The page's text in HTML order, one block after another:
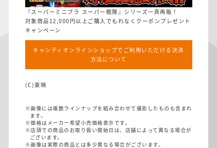
『スーパーミニプラ スーパー戦隊』シリーズ一斉再販！
対象商品12,000円以上ご購入でもれなくクーポンプレゼント
キャンペーン
キャンディオンラインショップでご利用いただける決済
方法について
(C)東映
※画像には複数ラインナップを組み合わせて撮影したものも含まれ
ます。
※価格はメーカー希望小売価格表示です。
※店頭での商品のお取り扱い開始日は、店舗によって異なる場合が
ございます。
※画像は実際の商品とは多少異なる場合がございます。